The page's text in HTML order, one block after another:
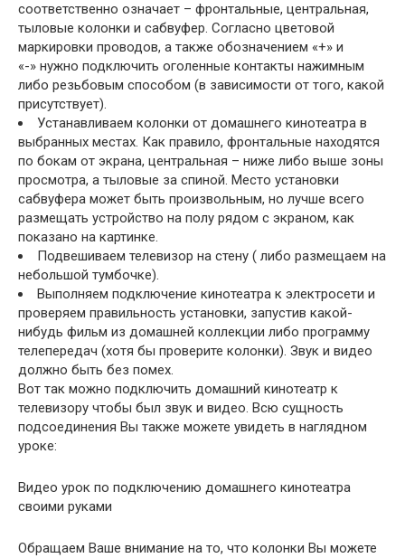
соответственно означает – фронтальные, центральная,
тыловые колонки и сабвуфер. Согласно цветовой
маркировки проводов, а также обозначением «+» и
«-» нужно подключить оголенные контакты нажимным
либо резьбовым способом (в зависимости от того, какой
присутствует).
Устанавливаем колонки от домашнего кинотеатра в
выбранных местах. Как правило, фронтальные находятся
по бокам от экрана, центральная – ниже либо выше зоны
просмотра, а тыловые за спиной. Место установки
сабвуфера может быть произвольным, но лучше всего
размещать устройство на полу рядом с экраном, как
показано на картинке.
Подвешиваем телевизор на стену ( либо размещаем на
небольшой тумбочке).
Выполняем подключение кинотеатра к электросети и
проверяем правильность установки, запустив какой-
нибудь фильм из домашней коллекции либо программу
телепередач (хотя бы проверите колонки). Звук и видео
должно быть без помех.
Вот так можно подключить домашний кинотеатр к
телевизору чтобы был звук и видео. Всю сущность
подсоединения Вы также можете увидеть в наглядном
уроке:
Видео урок по подключению домашнего кинотеатра
своими руками
Обращаем Ваше внимание на то, что колонки Вы можете